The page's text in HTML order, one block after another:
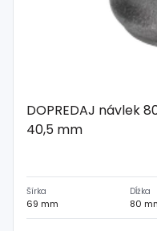
DOPREDAJ návlek
40,5 mm
Šírka
69 mm
Dĺžka
80